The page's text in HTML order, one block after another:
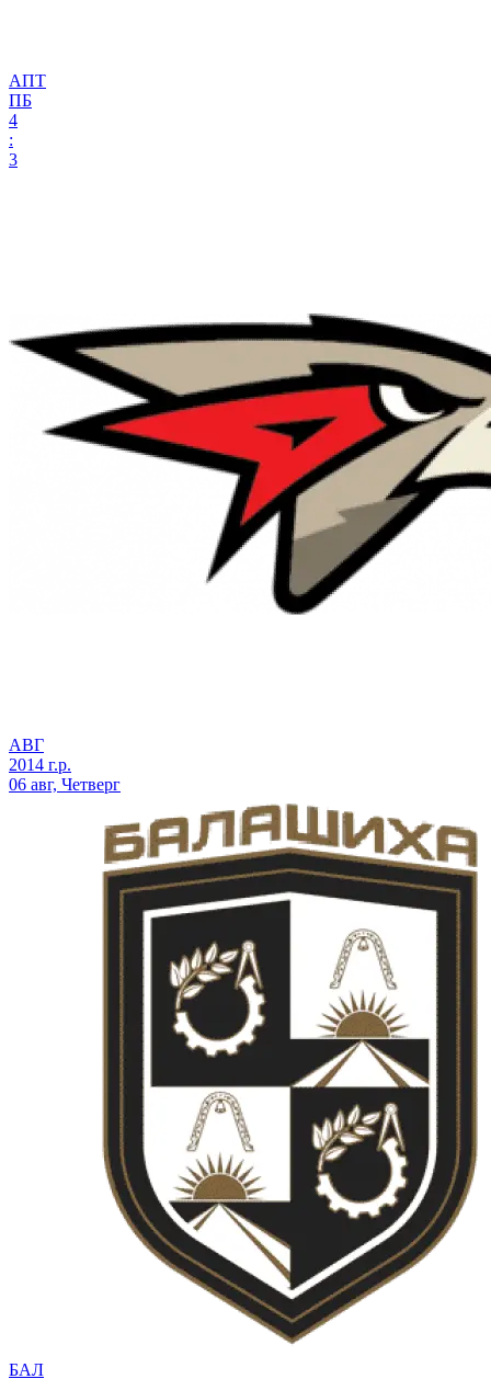
АПТ
ПБ
4
:
3
АВГ
2014 г.р.
06 авг, Четверг
БАЛ